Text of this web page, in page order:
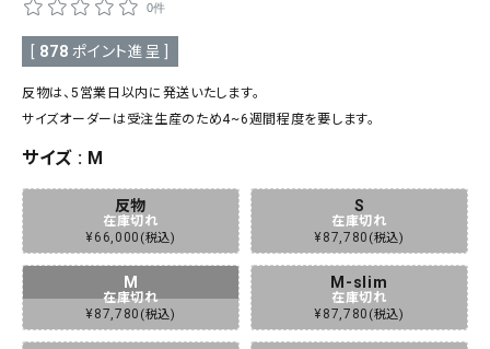
SHOPPING GUIDE
ABOUT
INFORMATION
0件
878 ポイント進呈 ]
反物は、5営業日以内に発送いたします。
サイズオーダーは受注生産のため4~6週間程度を要します。
サイズ M
反物
在庫切れ
¥66,000 税込
S
在庫切れ
¥87,780 税込
M
在庫切れ
¥87,780 税込
M-slim
在庫切れ
¥87,780 税込